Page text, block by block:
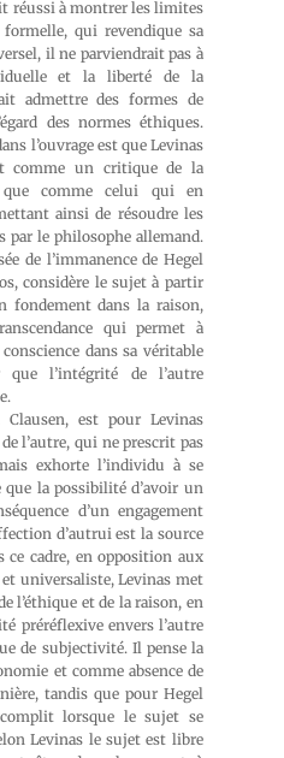
réussi à montrer les limites
qui revendique sa
il ne parviendrait pas à
et la liberté de la
admettre des formes de
des normes éthiques.
l’ouvrage est que Levinas
comme un critique de la
que comme celui qui en
ainsi de résoudre les
par le philosophe allemand.
de l’immanence de Hegel
considère le sujet à partir
fondement dans la raison,
qui permet à
dans sa véritable
l’intégrité de l’autre
est pour Levinas
de l’autre, qui ne prescrit pas
exhorte l’individu à se
la possibilité d’avoir un
d’un engagement
d’autrui est la source
ce cadre, en opposition aux
universaliste, Levinas met
l’éthique et de la raison, en
préréflexive envers l’autre
de subjectivité. Il pense la
et comme absence de
tandis que pour Hegel
lorsque le sujet se
Levinas le sujet est libre